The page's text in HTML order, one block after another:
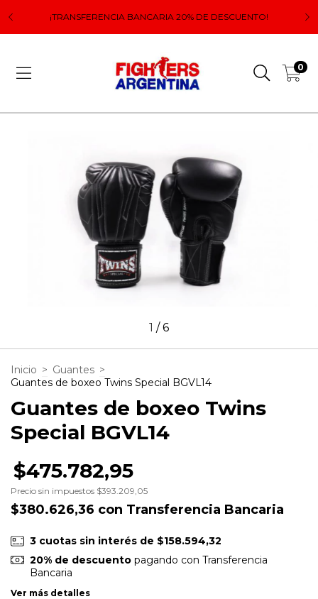
¡TRANSFERENCIA BANCARIA 20% DE DESCUENTO!
0
1 /6
Inicio > Guantes >
Guantes de boxeo Twins Special BGVL14
Guantes de boxeo Twins
Special BGVL14
$475.782,95
Precio sin impuestos $393.209,05
$380.626,36 con Transferencia Bancaria
3 cuotas sin interés de $158.594,32
20% de descuentopagando con Transferencia
Bancaria
Ver más detalles